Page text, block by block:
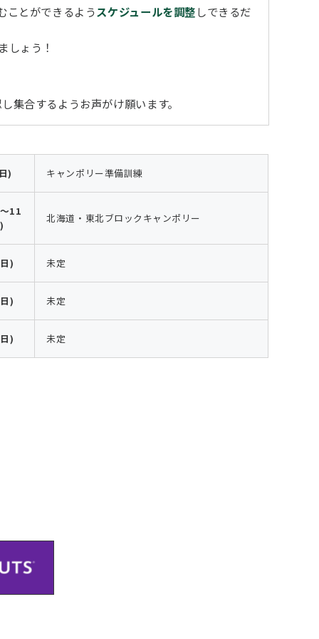
ことができるようスケジュールを調整しできるだ
しょう！
集合するようお声がけ願います。
) キャンポリー準備訓練
11
北海道・東北ブロックキャンポリー
) 未定
) 未定
) 未定